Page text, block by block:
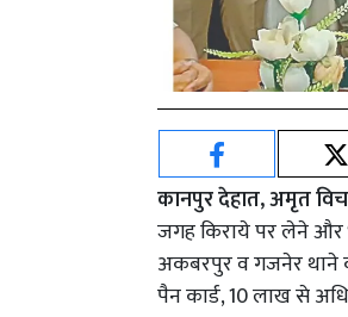
कानपुर देहात, अमृत
जगह किराये पर लेने और
अकबरपुर व गजनेर थाने
पैन कार्ड, 10 लाख से